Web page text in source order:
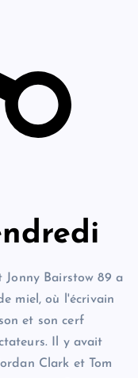
Jonny Bairstow 89 a
miel, où l'écrivain
et son cerf
Il y avait
Clark et Tom